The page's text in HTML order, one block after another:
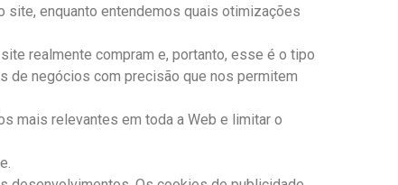
enquanto entendemos quais otimizações
realmente compram e, portanto, esse é o tipo
de negócios com precisão que nos permitem
mais relevantes em toda a Web e limitar o